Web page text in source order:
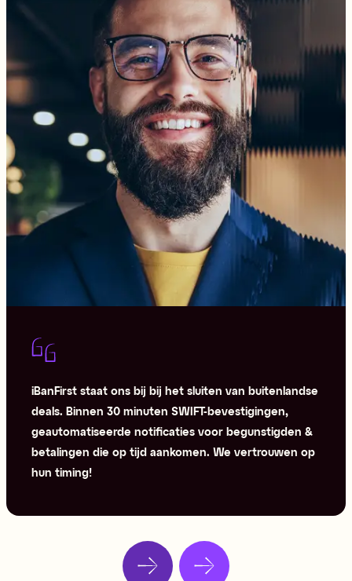
iBanFirst staat ons bij bij het sluiten van buitenlandse
deals. Binnen 30 minuten SWIFT-bevestigingen,
geautomatiseerde notificaties voor begunstigden &
betalingen die op tijd aankomen. We vertrouwen op
hun timing!